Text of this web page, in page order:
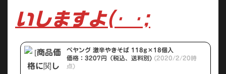
いしますよ(･_･;
ペヤング 激辛やきそば 118g×18個入
価格：3207円（税込、送料別) (2020/2/20時
点)